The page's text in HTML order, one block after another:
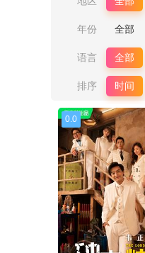
年份 全部
语言 全部
排序 时间
0.0